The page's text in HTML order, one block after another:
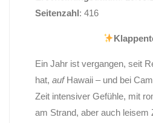
Seitenzahl: 416
Ein Jahr ist vergangen, seit
hat, aufHawaii – und bei
Zeit intensiver Gefühle, mit
am Strand, aber auch leisem